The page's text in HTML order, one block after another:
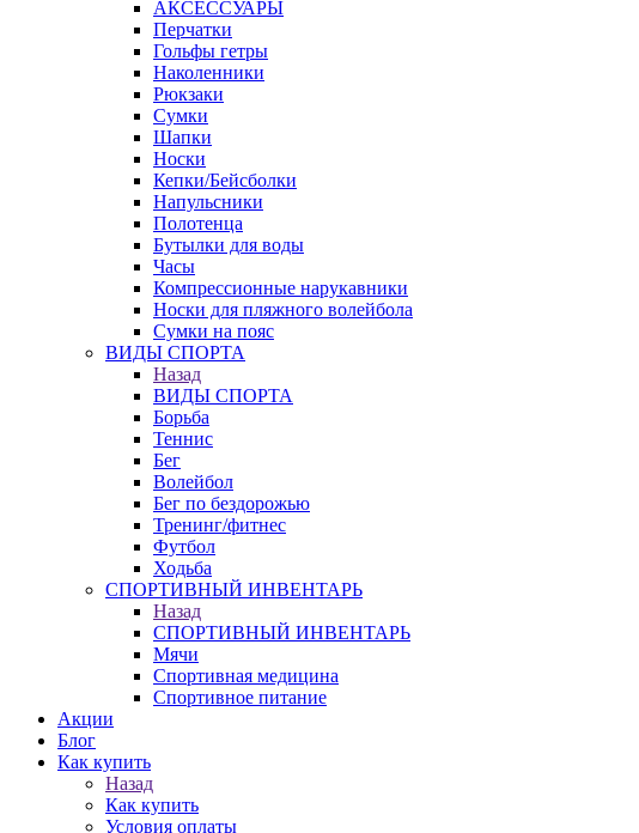
АКСЕССУАРЫ
Перчатки
Гольфы гетры
Наколенники
Рюкзаки
Сумки
Шапки
Носки
Кепки/Бейсболки
Напульсники
Полотенца
Бутылки для воды
Часы
Компрессионные нарукавники
Носки для пляжного волейбола
Сумки на пояс
ВИДЫ СПОРТА
Назад
ВИДЫ СПОРТА
Борьба
Теннис
Бег
Волейбол
Бег по бездорожью
Тренинг/фитнес
Футбол
Ходьба
СПОРТИВНЫЙ ИНВЕНТАРЬ
Назад
СПОРТИВНЫЙ ИНВЕНТАРЬ
Мячи
Спортивная медицина
Спортивное питание
Акции
Блог
Как купить
Назад
Как купить
Условия оплаты